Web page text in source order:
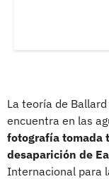
La teoría de
encuentra en las
fotografía tomada
desaparición de
Internacional para